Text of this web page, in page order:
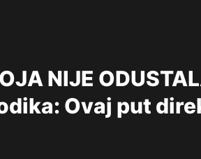
NIJE
Ovaj put